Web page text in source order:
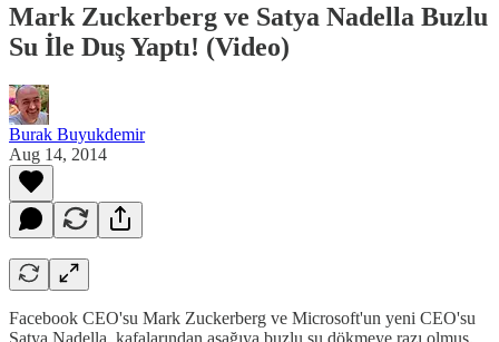
Mark Zuckerberg ve Satya Nadella Buzlu
Su İle Duş Yaptı! (Video)
Burak Buyukdemir
Aug 14, 2014
Facebook CEO'su Mark Zuckerberg ve Microsoft'un yeni CEO'su
Satya Nadella, kafalarından aşağıya buzlu su dökmeye razı olmuş.